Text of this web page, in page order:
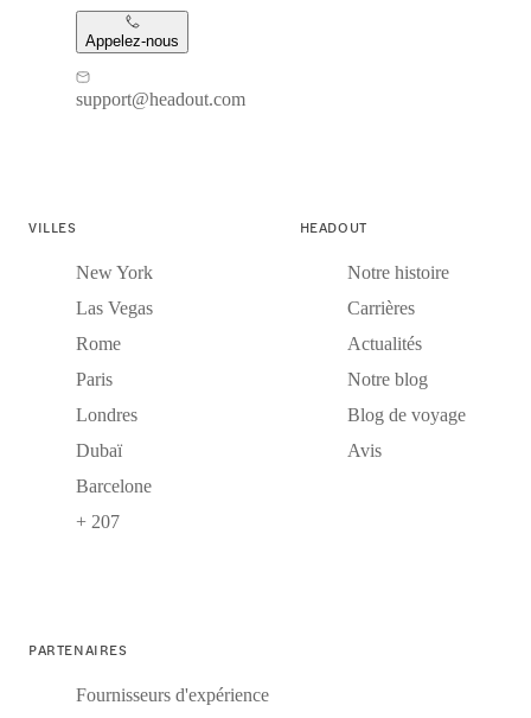
Appelez-nous
support@headout.com
VILLES
New York
Las Vegas
Rome
Paris
Londres
Dubaï
Barcelone
+ 207
HEADOUT
Notre histoire
Carrières
Actualités
Notre blog
Blog de voyage
Avis
PARTENAIRES
Fournisseurs d'expérience